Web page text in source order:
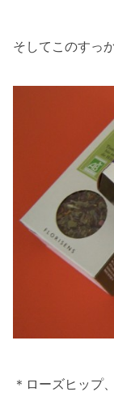
そしてこのすっ
＊ローズヒップ